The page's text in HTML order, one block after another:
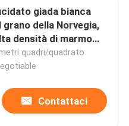
giada bianca
grano della Norvegia,
densità di marmo
della lastra
quadri/quadrato
Contattaci